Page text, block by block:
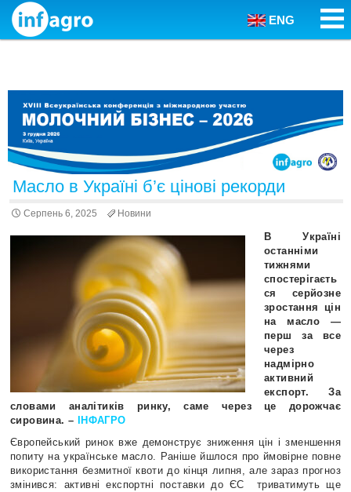
Skip to content
ENG
Масло в Україні б’є цінові рекорди
Серпень 6, 2025 Новини
В Україні
останніми
тижнями
спостерігаєть
ся серйозне
зростання цін
на масло —
перш за все
через
надмірно
активний
експорт. За
словами аналітиків ринку, саме через це дорожчає
сировина. – ІНФАГРО
Європейський ринок вже демонструє зниження цін і зменшення
попиту на українське масло. Раніше йшлося про ймовірне повне
використання безмитної квоти до кінця липня, але зараз прогноз
змінився: активні експортні поставки до ЄС триватимуть ще